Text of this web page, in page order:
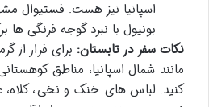
بونیول با نبرد گوجه فرنگی ها
نکات سفر در تابستان: برای فرار از
مانند شمال اسپانیا، مناطق
کنید. لباس های خنک و نخی،